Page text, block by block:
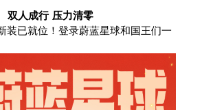
双人成行 压力清零
装已就位！登录蔚蓝星球和国王们一